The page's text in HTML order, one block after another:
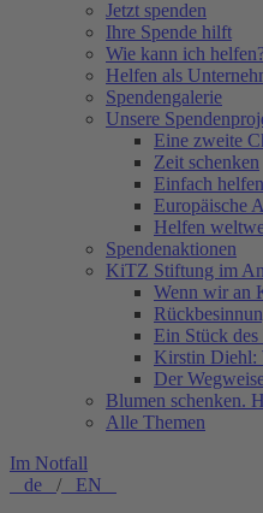
Jetzt spenden
Ihre Spende hilft
Wie kann ich
Helfen als
Spendengalerie
Unsere
Eine zweite
Zeit schenken
Einfach helfen
Europäische
Helfen
Spendenaktionen
KiTZ Stiftung im
Wenn wir an
Ein Stück
Kirstin Diehl:
Der
Blumen schenken.
Alle Themen
Im Notfall
de / EN